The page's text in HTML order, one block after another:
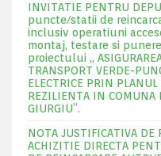
INVITATIE PENTRU
puncte/statii de
inclusiv operatiuni
montaj, testare si
proiectului „
TRANSPORT VERDE-
ELECTRICE PRIN
REZILIENTA IN COMUNA
GIURGIU”.
NOTA JUSTIFICATIVA DE
ACHIZITIE DIRECTA